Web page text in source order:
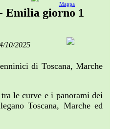
Mappa
Emilia giorno 1
10/2025
di Toscana, Marche
le curve e i panorami dei
Toscana, Marche ed